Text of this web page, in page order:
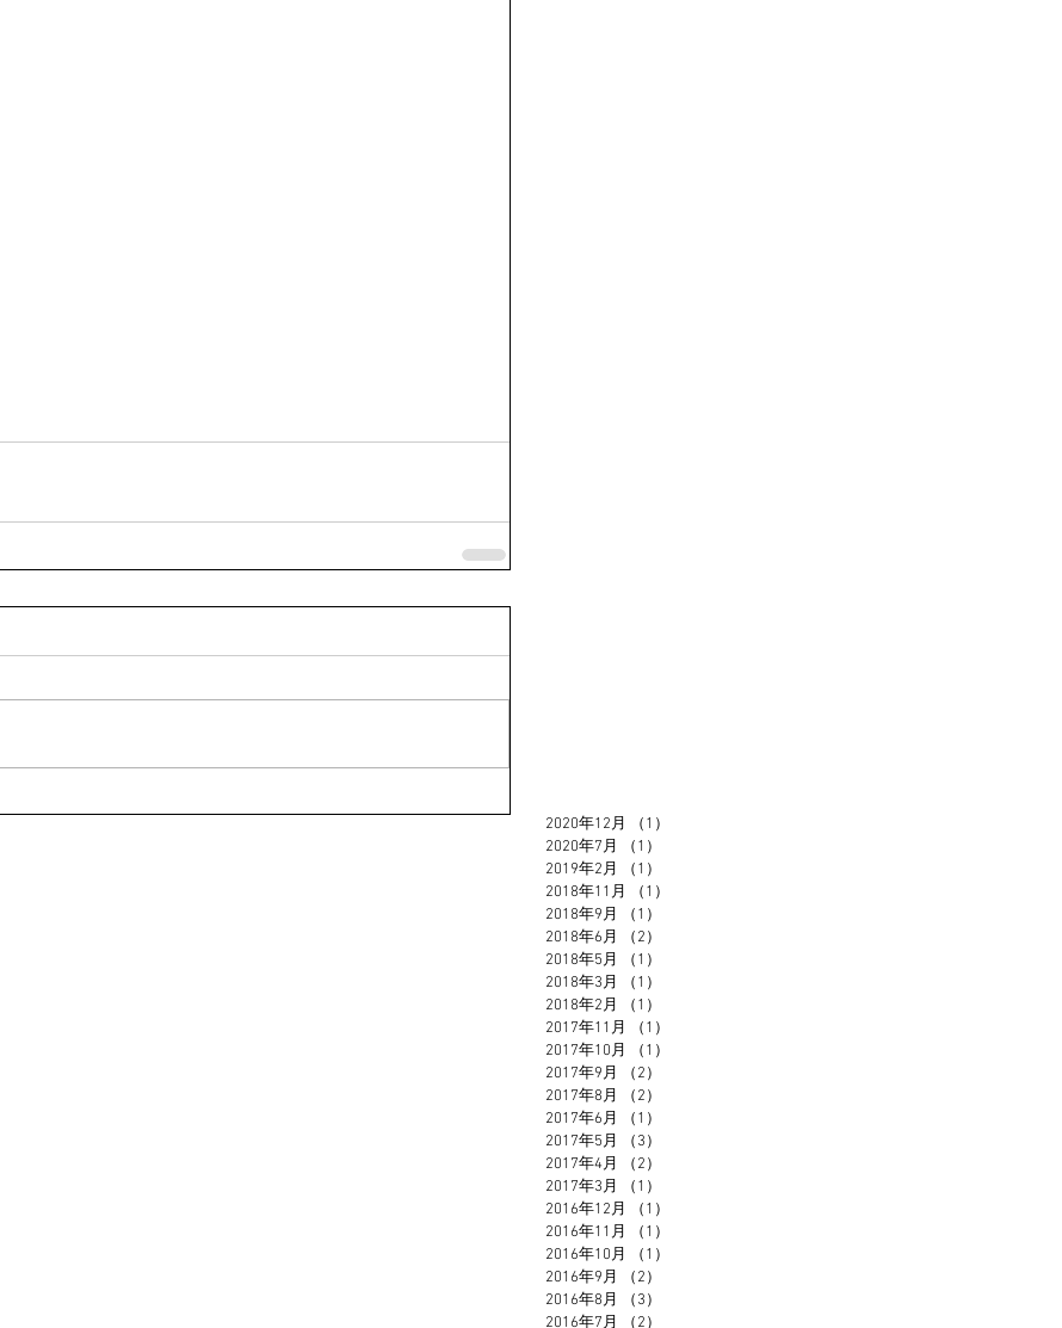
2020年12月 （1）
2020年7月
（1）
2019年2月
（1）
2018年11月
（1）
2018年9月
（1）
2018年6月
（2）
2018年5月
（1）
2018年3月
（1）
2018年2月
（1）
2017年11月
（1）
2017年10月
（1）
2017年9月
（2）
2017年8月
（2）
2017年6月
（1）
2017年5月
（3）
2017年4月
（2）
2017年3月
（1）
2016年12月
（1）
2016年11月
（1）
2016年10月
（1）
2016年9月
（2）
2016年8月
（3）
2016年7月
（2）